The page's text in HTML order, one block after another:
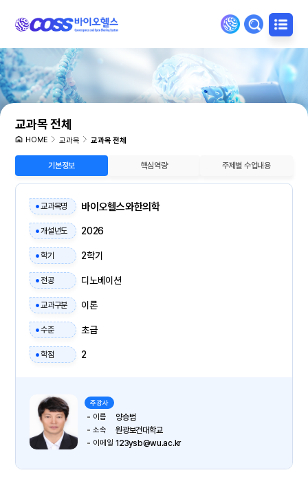
교과목 전체
HOME 교과목 교과목 전체
기본정보 핵심역량 주제별 수업내용
교과목명 바이오헬스와한의학
개설년도 2026
학기 2학기
전공 디노베이션
교과구분 이론
수준 초급
학점 2
주강사
이름 양승범
소속 원광보건대학교
이메일 123ysb@wu.ac.kr